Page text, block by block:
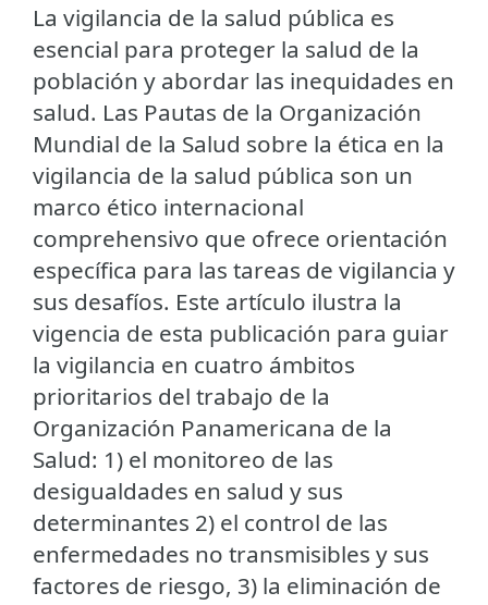
La vigilancia de la salud pública es
esencial para proteger la salud de la
población y abordar las inequidades en
salud. Las Pautas de la Organización
Mundial de la Salud sobre la ética en la
vigilancia de la salud pública son un
marco ético internacional
comprehensivo que ofrece orientación
específica para las tareas de vigilancia y
sus desafíos. Este artículo ilustra la
vigencia de esta publicación para guiar
la vigilancia en cuatro ámbitos
prioritarios del trabajo de la
Organización Panamericana de la
Salud: 1) el monitoreo de las
desigualdades en salud y sus
determinantes 2) el control de las
enfermedades no transmisibles y sus
factores de riesgo, 3) la eliminación de